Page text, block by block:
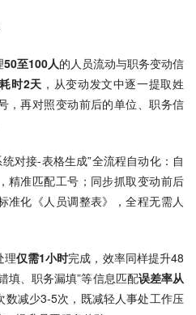
50至100人的人员流动与职务变动信
耗时2天 ，从变动发文中逐一提取姓
，再对照变动前后的单位、职务信
对接-表格生成”全流程自动化：自
精准匹配工号；同步抓取变动前后
准化《人员调整表》，全程无需人
理仅需1小时完成，效率同样提升48
填、职务漏填”等信息匹配误差率从
数减少3-5次，既减轻人事处工作压